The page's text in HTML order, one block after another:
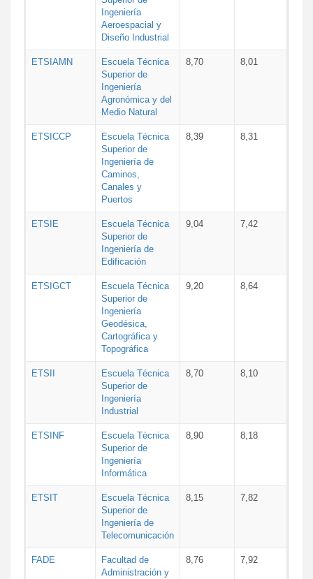
Ingeniería
Aeroespacial y
Diseño Industrial
ETSIAMN
Escuela Técnica
Superior de
Ingeniería
Agronómica y del
Medio Natural
8,70 8,01
ETSICCP
Escuela Técnica
Superior de
Ingeniería de
Caminos,
Canales y
Puertos
8,39 8,31
ETSIE
Escuela Técnica
Superior de
Ingeniería de
Edificación
9,04 7,42
ETSIGCT
Escuela Técnica
Superior de
Ingeniería
Geodésica,
Cartográfica y
Topográfica
9,20 8,64
ETSII
Escuela Técnica
Superior de
Ingeniería
Industrial
8,70 8,10
ETSINF
Escuela Técnica
Superior de
Ingeniería
Informática
8,90 8,18
ETSIT
Escuela Técnica
Superior de
Ingeniería de
Telecomunicación
8,15 7,82
FADE
Facultad de
Administración y
8,76 7,92